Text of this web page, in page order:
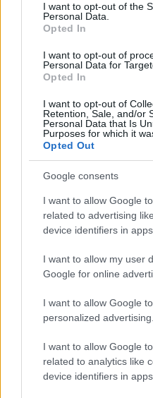
I want to opt-out of the
Personal Data.
Opted In
I want to opt-out of
Personal Data for
Opted In
I want to opt-out of
Retention, Sale, and/or
Personal Data that Is
Purposes for which it
Opted Out
Google consents
I want to allow Google
related to advertising
device identifiers in apps.
I want to allow my user
Google for online
I want to allow Google
personalized advertising.
I want to allow Google
related to analytics like
device identifiers in apps.
del mondo arabo,
abbandonare la rendita
diversificare la sua
questo è la stabilità e
pericolosi come i
considerando la già
Houthi.
E Israele?
questi giorni è forse
definitiva tabula rasa
ricostruire? Di certo
aver reso possibile la
sul Mediterraneo,
miseria e terrorismo.
cancellazione di
palestinese, e non
dollari a testa per
quella che loro
ancestrale. Ma come